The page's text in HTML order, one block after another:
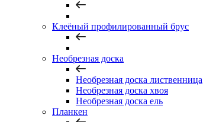
Клеёный профилированный брус
Необрезная доска
Необрезная доска лиственница
Необрезная доска хвоя
Необрезная доска ель
Планкен